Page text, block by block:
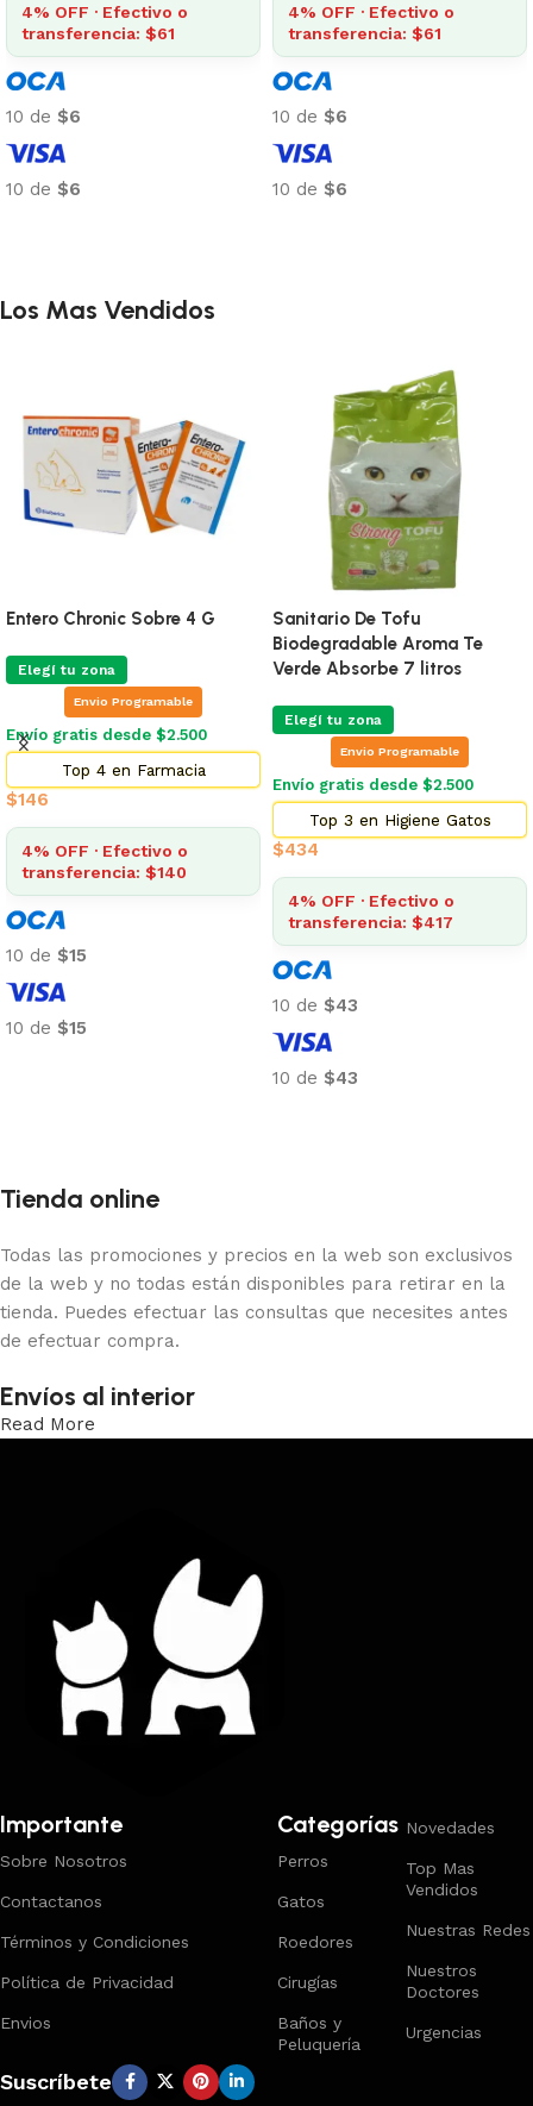
4% OFF · Efectivo o
transferencia: $187
de$20
de$20
4% OFF · Efectivo o
transferencia: $112
10 de$12
10 de$12
Los Mas Vendidos
Entero Chronic Sobre 4 G
Elegí tu zona
Envio Programable
Envío gratis desde $2.500
Top 4 en Farmacia
$146
4% OFF · Efectivo o
transferencia: $140
10 de $15
10 de $15
Sanitario De Tofu
Biodegradable Aroma Te
Verde Absorbe 7 litros
Elegí tu zona
Envio Programable
Envío gratis desde $2.500
Top 3 en Higiene Gatos
$434
4% OFF · Efectivo o
transferencia: $417
10 de $43
10 de $43
Tienda online
Todas las promociones y precios en la web son exclusivos
de la web y no todas están disponibles para retirar en la
tienda. Puedes efectuar las consultas que necesites antes
de efectuar compra.
Envíos al interior
Read More
Importante
Sobre Nosotros
Contactanos
Términos y Condiciones
Política de Privacidad
Envios
Categorías
Perros
Gatos
Roedores
Cirugías
Baños y
Peluquería
Novedades
Top Mas
Vendidos
Nuestras Redes
Nuestros
Doctores
Urgencias
Suscríbete